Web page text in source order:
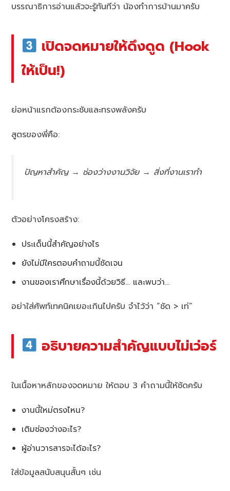
บรรณาธิการอ่านแล้วจะรู้ทันทีว่า น้องทำการบ้านมาครับ
เปิดจดหมายให้ดึงดูด (Hook
ให้เป็น!)
ย่อหน้าแรกต้องกระชับและทรงพลังครับ
สูตรของพี่คือ:
ปัญหาสำคัญ → ช่องว่างงานวิจัย → สิ่งที่งานเราทำ
ตัวอย่างโครงสร้าง:
ประเด็นนี้สำคัญอย่างไร
ยังไม่มีใครตอบคำถามนี้ชัดเจน
งานของเราศึกษาเรื่องนี้ด้วยวิธี… และพบว่า…
อย่าใส่ศัพท์เทคนิคเยอะเกินไปครับ จำไว้ว่า “ชัด > เท่”
อธิบายความสำคัญแบบไม่เว่อร์
ในเนื้อหาหลักของจดหมาย ให้ตอบ 3 คำถามนี้ให้ชัดครับ
งานนี้ใหม่ตรงไหน?
เติมช่องว่างอะไร?
ผู้อ่านวารสารจะได้อะไร?
ใส่ข้อมูลสนับสนุนสั้นๆ เช่น